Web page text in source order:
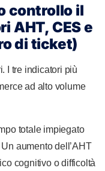
controllo il
AHT, CES e
di ticket)
I tre indicatori più
ad alto volume
totale impiegato
aumento dell’AHT
cognitivo o difficoltà